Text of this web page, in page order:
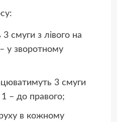
смуги з лівого на
у зворотному
3 смуги
1 – до правого;
в кожному